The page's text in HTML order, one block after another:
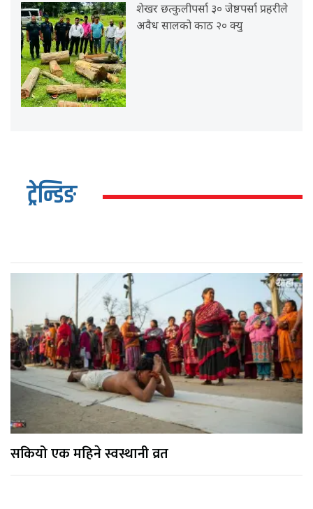
शेखर छत्कुलीपर्सा ३० जेष्ठपर्सा प्रहरीले
अवैध सालको काठ २० क्यु
ट्रेन्डिङ
सकियो एक महिने स्वस्थानी व्रत